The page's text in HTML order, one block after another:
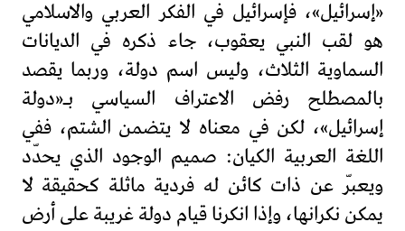
«إسرائيل»، فإسرائيل في الفكر العربي والاسلامي
هو لقب النبي يعقوب، جاء ذكره في الديانات
السماوية الثلاث، وليس اسم دولة، وربما يقصد
بالمصطلح رفض الاعتراف السياسي بـ«دولة
إسرائيل»، لكن في معناه لا يتضمن الشتم، ففي
اللغة العربية الكيان: صميم الوجود الذي يحدّد
ويعبّر عن ذات كائن له فردية ماثلة كحقيقة لا
يمكن نكرانها، وإذا انكرنا قيام دولة غريبة على أرض